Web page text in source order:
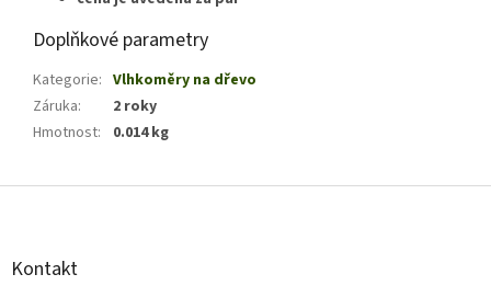
Doplňkové parametry
Kategorie: Vlhkoměry na dřevo
Záruka:
2 roky
Hmotnost: 0.014 kg
Z
Kontakt